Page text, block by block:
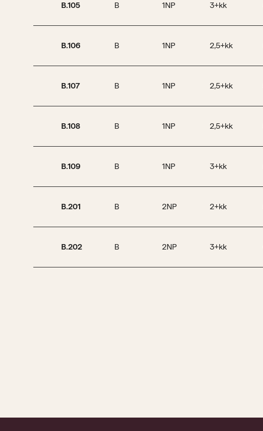
B.105 B 1NP 3+kk
B.106 B 1NP 2,5+kk
B.107 B 1NP 2,5+kk
B.108 B 1NP 2,5+kk
B.109 B 1NP 3+kk
B.201 B 2NP 2+kk
B.202 B 2NP 3+kk